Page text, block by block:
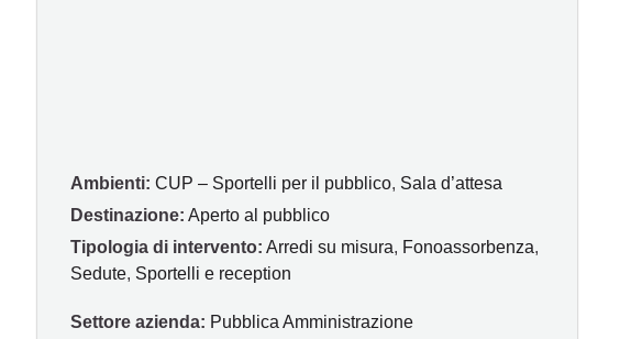
Ambienti: CUP – Sportelli per il pubblico, Sala d’attesa
Destinazione: Aperto al pubblico
Tipologia di intervento: Arredi su misura, Fonoassorbenza,
Sedute, Sportelli e reception
Settore azienda: Pubblica Amministrazione